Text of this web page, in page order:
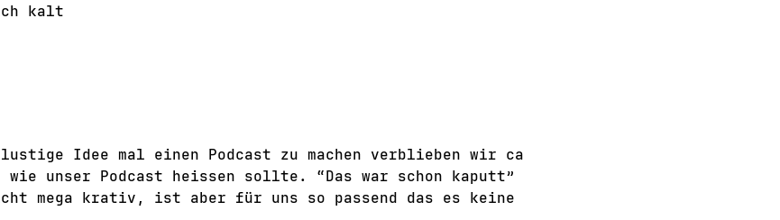
kalt
Idee mal einen Podcast zu machen verblieben wir ca
unser Podcast heissen sollte. “Das war schon kaputt”
mega krativ, ist aber für uns so passend das es keine